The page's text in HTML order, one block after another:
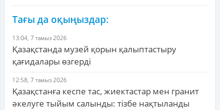
Тағы да оқыңыздар:
13:04, 7 тамыз 2026
Қазақстанда музей қорын қалыптастыру
қағидалары өзгерді
12:58, 7 тамыз 2026
Қазақстанға кеспе тас, жиектастар мен гранит
әкелуге тыйым салынды: тізбе нақтыланды